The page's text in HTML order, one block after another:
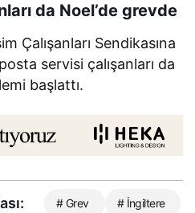
da Noel’de grevde
Çalışanları Sendikasına
servisi çalışanları da
başlattı.
# Grev # İngiltere